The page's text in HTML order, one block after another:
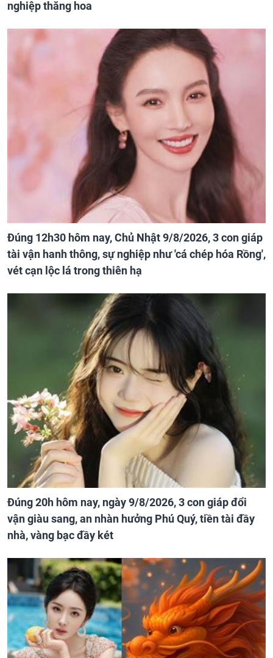
nghiệp thăng hoa
Đúng 12h30 hôm nay, Chủ Nhật 9/8/2026, 3 con giáp
tài vận hanh thông, sự nghiệp như 'cá chép hóa Rồng',
vét cạn lộc lá trong thiên hạ
Đúng 20h hôm nay, ngày 9/8/2026, 3 con giáp đổi
vận giàu sang, an nhàn hưởng Phú Quý, tiền tài đầy
nhà, vàng bạc đầy két